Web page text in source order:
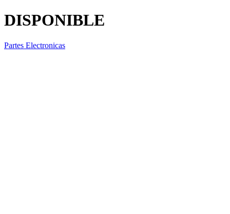
DISPONIBLE
Partes Electronicas